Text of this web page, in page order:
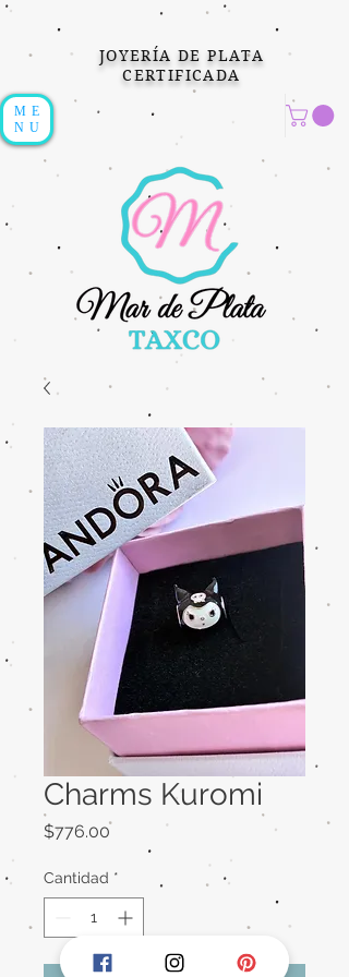
JOYERÍA DE PLATA
CERTIFICADA
ME
NU
Charms Kuromi
$776.00Precio
Cantidad *